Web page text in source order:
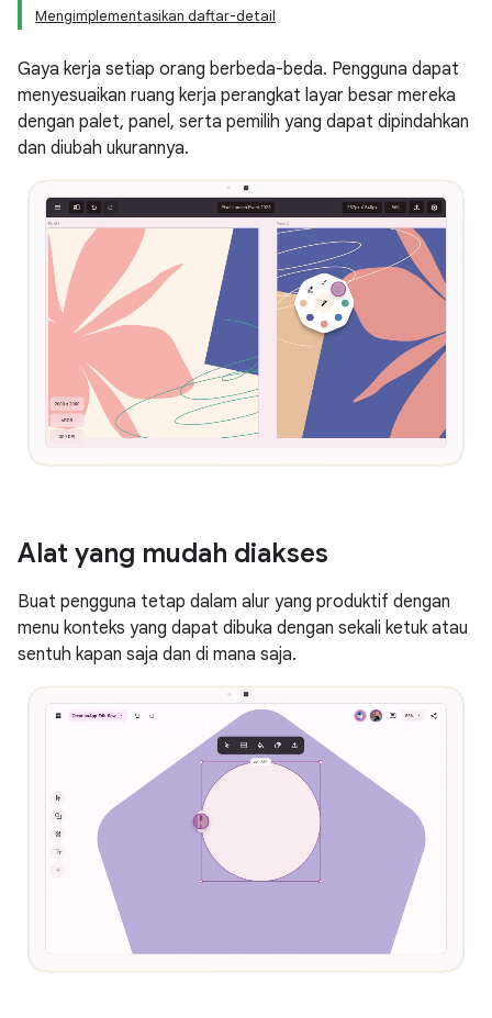
Mengimplementasikan daftar-detail
Gaya kerja setiap orang berbeda-beda. Pengguna dapat
menyesuaikan ruang kerja perangkat layar besar mereka
dengan palet, panel, serta pemilih yang dapat dipindahkan
dan diubah ukurannya.
Alat yang mudah diakses
Buat pengguna tetap dalam alur yang produktif dengan
menu konteks yang dapat dibuka dengan sekali ketuk atau
sentuh kapan saja dan di mana saja.